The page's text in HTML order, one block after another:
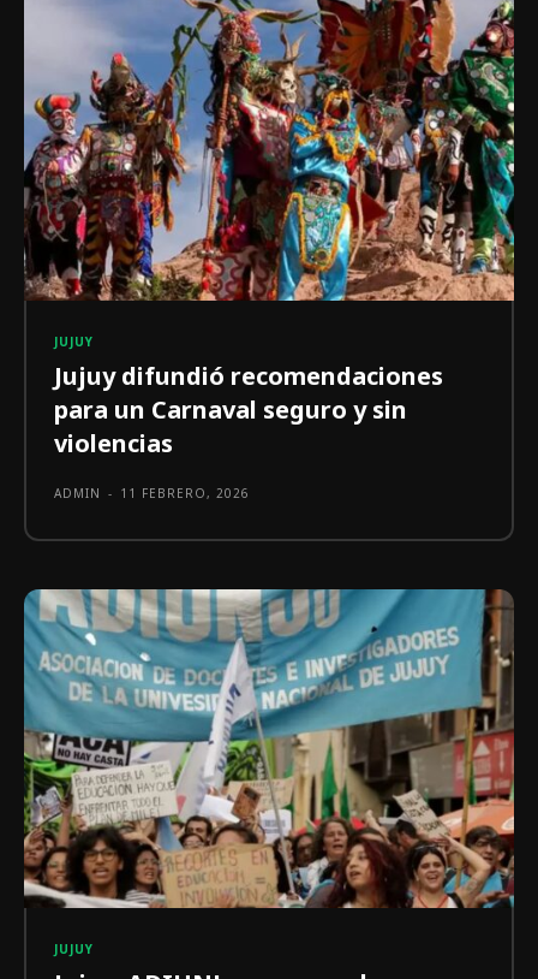
JUJUY
Jujuy difundió recomendaciones
para un Carnaval seguro y sin
violencias
ADMIN - 11 FEBRERO, 2026
JUJUY